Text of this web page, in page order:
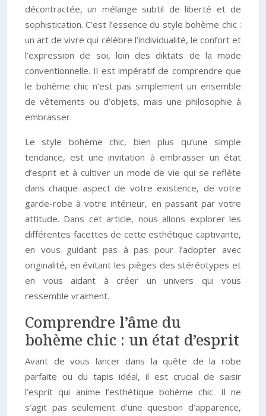
décontractée, un mélange subtil de liberté et de
sophistication. C’est l’essence du style bohème chic :
un art de vivre qui célèbre l’individualité, le confort et
l’expression de soi, loin des diktats de la mode
conventionnelle. Il est impératif de comprendre que
le bohème chic n’est pas simplement un ensemble
de vêtements ou d’objets, mais une philosophie à
embrasser.
Le style bohème chic, bien plus qu’une simple
tendance, est une invitation à embrasser un état
d’esprit et à cultiver un mode de vie qui se reflète
dans chaque aspect de votre existence, de votre
garde-robe à votre intérieur, en passant par votre
attitude. Dans cet article, nous allons explorer les
différentes facettes de cette esthétique captivante,
en vous guidant pas à pas pour l’adopter avec
originalité, en évitant les pièges des stéréotypes et
en vous aidant à créer un univers qui vous
ressemble vraiment.
Comprendre l’âme du
bohème chic : un état d’esprit
Avant de vous lancer dans la quête de la robe
parfaite ou du tapis idéal, il est crucial de saisir
l’esprit qui anime l’esthétique bohème chic. Il ne
s’agit pas seulement d’une question d’apparence,